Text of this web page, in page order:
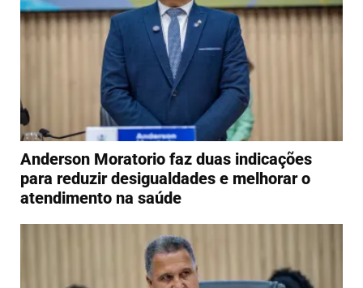
Anderson Moratorio faz duas indicações
para reduzir desigualdades e melhorar o
atendimento na saúde